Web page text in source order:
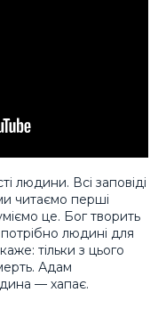
людини. Всі заповіді
читаємо перші
це. Бог творить
потрібно людині для
тільки з цього
Адам
— хапає.